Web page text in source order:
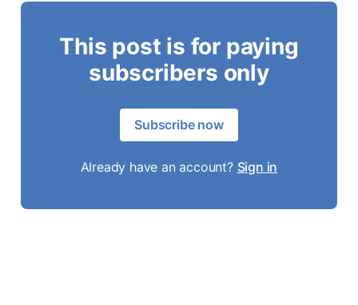
This post is for paying
subscribers only
Subscribe now
Already have an account? Sign in